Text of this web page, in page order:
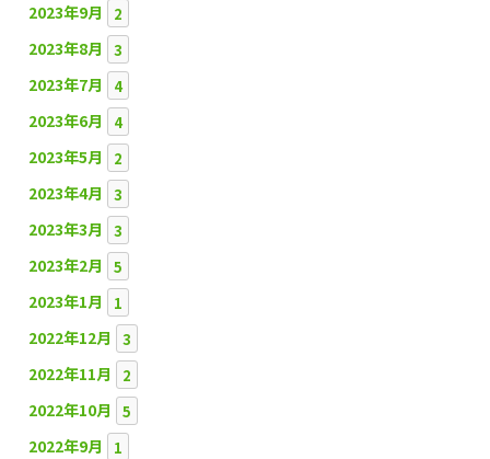
2023年9月 2
2023年8月 3
2023年7月 4
2023年6月 4
2023年5月 2
2023年4月 3
2023年3月 3
2023年2月 5
2023年1月 1
2022年12月 3
2022年11月 2
2022年10月 5
2022年9月 1